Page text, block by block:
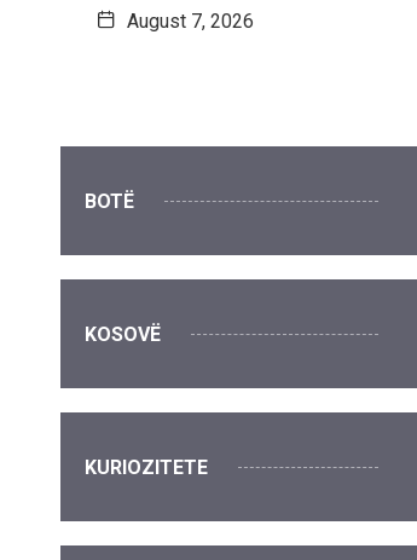
August 7, 2026
BOTË
KOSOVË
KURIOZITETE